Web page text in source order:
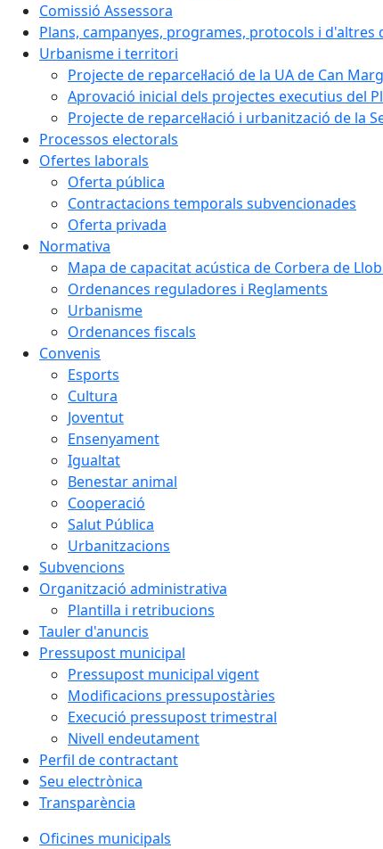
Comissió Assessora
Plans, campanyes, programes, protocols i d'altres
Urbanisme i territori
Projecte de reparcel·lació de la UA de Can
Aprovació inicial dels projectes executius del
Projecte de reparcel·lació i urbanització de la
Processos electorals
Ofertes laborals
Oferta pública
Contractacions temporals subvencionades
Oferta privada
Normativa
Mapa de capacitat acústica de Corbera de
Ordenances reguladores i Reglaments
Urbanisme
Ordenances fiscals
Convenis
Esports
Cultura
Joventut
Ensenyament
Igualtat
Benestar animal
Cooperació
Salut Pública
Urbanitzacions
Subvencions
Organització administrativa
Plantilla i retribucions
Tauler d'anuncis
Pressupost municipal
Pressupost municipal vigent
Modificacions pressupostàries
Execució pressupost trimestral
Nivell endeutament
Perfil de contractant
Seu electrònica
Transparència
Oficines municipals